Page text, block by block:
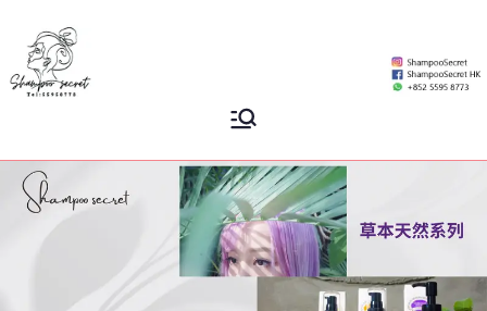
content
Secret
香港專業洗頭水專門店